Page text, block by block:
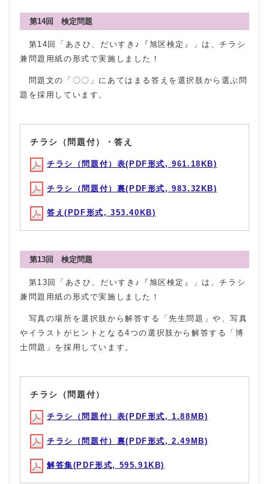
第14回 検定問題
第14回「あさひ、だいすき♪『旭区検定』」は、チラシ
兼問題用紙の形式で実施しました！
問題文の「〇〇」にあてはまる答えを選択肢から選ぶ問
題を採用しています。
チラシ（問題付）・答え
チラシ（問題付）表(PDF形式, 961.18KB)
チラシ（問題付）裏(PDF形式, 983.32KB)
答え(PDF形式, 353.40KB)
第13回 検定問題
第13回「あさひ、だいすき♪『旭区検定』」は、チラシ
兼問題用紙の形式で実施しました！
写真の場所を選択肢から解答する「先生問題」や、写真
やイラストがヒントとなる4つの選択肢から解答する「博
士問題」を採用しています。
チラシ（問題付）
チラシ（問題付）表(PDF形式, 1.88MB)
チラシ（問題付）裏(PDF形式, 2.49MB)
解答集(PDF形式, 595.91KB)